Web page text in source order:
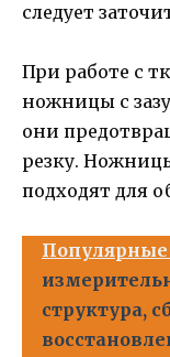
следует
При работе с
ножницы с
они
резку.
подходят для
Популярные
структура,